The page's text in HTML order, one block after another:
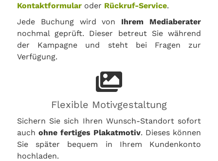
Kontaktformular oder Rückruf-Service.
Jede Buchung wird von Ihrem Mediaberater
nochmal geprüft. Dieser betreut Sie während
der Kampagne und steht bei Fragen zur
Verfügung.
Flexible Motivgestaltung
Sichern Sie sich Ihren Wunsch-Standort sofort
auch ohne fertiges Plakatmotiv. Dieses können
Sie später bequem in Ihrem Kundenkonto
hochladen.